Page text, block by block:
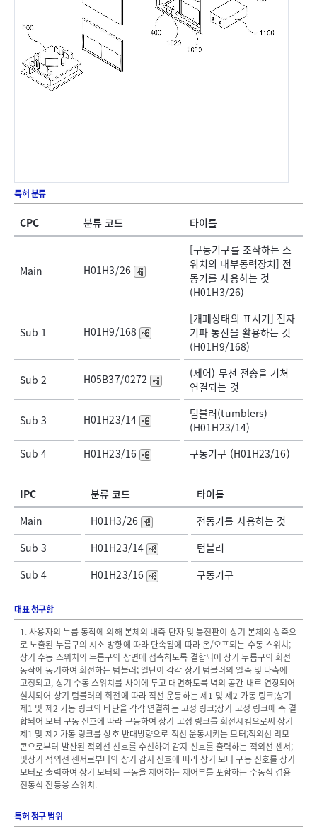
특허 분류
CPC 분류 코드 타이틀
Main H01H3/26
[구동기구를 조작하는 스
위치의 내부동력장치] 전
동기를 사용하는 것
(H01H3/26)
Sub 1 H01H9/168
[개폐상태의 표시기] 전자
기파 통신을 활용하는 것
(H01H9/168)
Sub 2 H05B37/0272
(제어) 무선 전송을 거쳐
연결되는 것
Sub 3 H01H23/14
텀블러(tumblers)
(H01H23/14)
Sub 4
H01H23/16 구동기구 (H01H23/16)
IPC 분류 코드
타이틀
Main
H01H3/26
전동기를 사용하는 것
Sub 3
H01H23/14
텀블러
Sub 4
H01H23/16 구동기구
대표 청구항
1. 사용자의 누름 동작에 의해 본체의 내측 단자 및 통전판이 상기 본체의 상측으
로 노출된 누름구의 시소 방향에 따라 단속됨에 따라 온/오프되는 수동 스위치;
상기 수동 스위치의 누름구의 상면에 접촉하도록 결합되어 상기 누름구의 회전
동작에 동기하여 회전하는 텀블러; 일단이 각각 상기 텀블러의 일측 및 타측에
고정되고, 상기 수동 스위치를 사이에 두고 대면하도록 벽의 공간 내로 연장되어
설치되어 상기 텀블러의 회전에 따라 직선 운동하는 제1 및 제2 가동 링크;상기
제1 및 제2 가동 링크의 타단을 각각 연결하는 고정 링크;상기 고정 링크에 축 결
합되어 모터 구동 신호에 따라 구동하여 상기 고정 링크를 회전시킴으로써 상기
제1 및 제2 가동 링크를 상호 반대방향으로 직선 운동시키는 모터;적외선 리모
콘으로부터 발산된 적외선 신호를 수신하여 감지 신호를 출력하는 적외선 센서;
및상기 적외선 센서로부터의 상기 감지 신호에 따라 상기 모터 구동 신호를 상기
모터로 출력하여 상기 모터의 구동을 제어하는 제어부를 포함하는 수동식 겸용
전동식 전등용 스위치.
특허 청구 범위